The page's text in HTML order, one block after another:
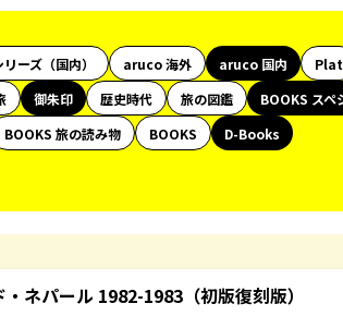
ーズ（国内） aruco 海外 aruco 国内
Plat
御朱印 歴史時代 旅の図鑑
BOOKS スペ
BOOKS 旅の読み物 BOOKS
D-Books
ネパール 1982-1983（初版復刻版）